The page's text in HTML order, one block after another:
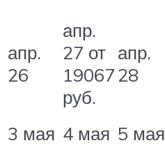
апр.
26
апр.
27 от
19067
руб.
апр.
28
3 мая 4 мая 5 мая